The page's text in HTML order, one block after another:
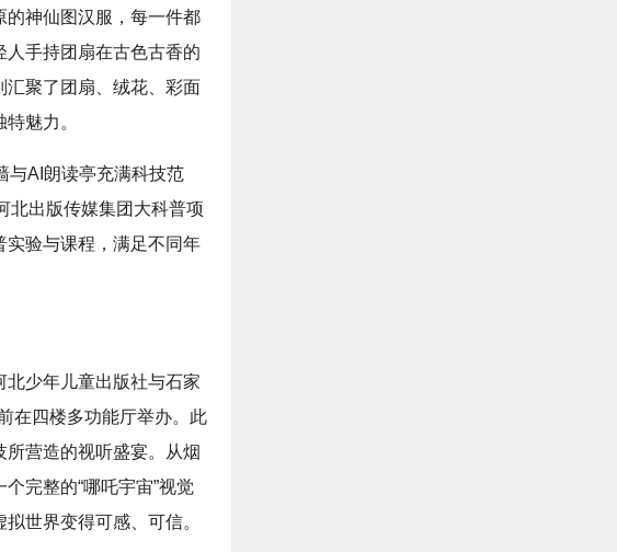
的神仙图汉服，每一件都
手持团扇在古色古香的
汇聚了团扇、绒花、彩面
魅力。
与AI朗读亭充满科技范
北出版传媒集团大科普项
实验与课程，满足不同年
北少年儿童出版社与石家
在四楼多功能厅举办。此
营造的视听盛宴。从烟
完整的“哪吒宇宙”视觉
世界变得可感、可信。